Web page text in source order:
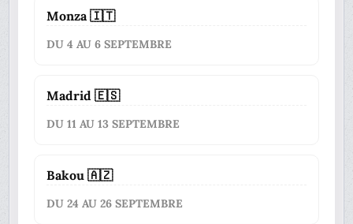
Monza 🇮🇹
DU 4 AU 6 SEPTEMBRE
Madrid 🇪🇸
DU 11 AU 13 SEPTEMBRE
Bakou 🇦🇿
DU 24 AU 26 SEPTEMBRE